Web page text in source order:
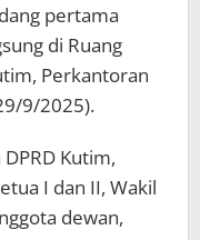
pertama
di Ruang
Perkantoran
9/2025).
Kutim,
I dan II, Wakil
dewan,